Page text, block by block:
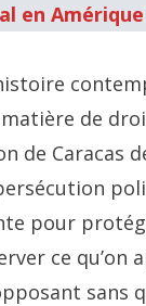
en
de
de Caracas
pour
ce qu’on
sans